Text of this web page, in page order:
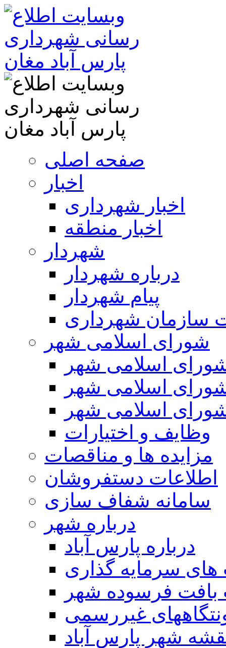
صفحه اصلی
اخبار
اخبار شهرداری
اخبار منطقه
شهردار
درباره شهردار
پیام شهردار
سازمان شهرداری
شورای اسلامی شهر
اسلامی شهر
اسلامی شهر
اسلامی شهر
وظایف و اختیارات
مزایده ها و مناقصات
اطلاعات دستفروشان
سامانه شفاف سازی
درباره شهر
درباره پارس آباد
سرمایه گذاری
بافت فرسوده شهر
غیررسمی
شهر پارس آباد